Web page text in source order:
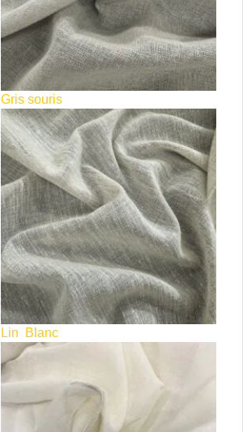
Gris souris
Lin Blanc